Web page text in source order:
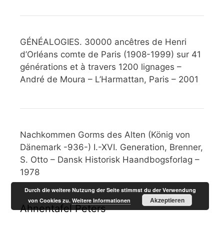
GÉNÉALOGIES. 30000 ancêtres de Henri
d’Orléans comte de Paris (1908-1999) sur 41
générations et à travers 1200 lignages –
André de Moura – L’Harmattan, Paris – 2001
Nachkommen Gorms des Alten (König von
Dänemark -936-) I.-XVI. Generation, Brenner,
S. Otto – Dansk Historisk Haandbogsforlag –
1978
Ahnentafel Peters
Durch die weitere Nutzung der Seite stimmst du der Verwendung
von Cookies zu.Weitere Informationen Akzeptieren